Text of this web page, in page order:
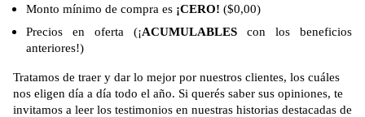
Monto mínimo de compra es ¡CERO! ($0,00)
Precios en oferta (¡ACUMULABLES con los beneficios
anteriores!)
Tratamos de traer y dar lo mejor por nuestros clientes, los cuáles
nos eligen día a día todo el año. Si querés saber sus opiniones, te
invitamos a leer los testimonios en nuestras historias destacadas de